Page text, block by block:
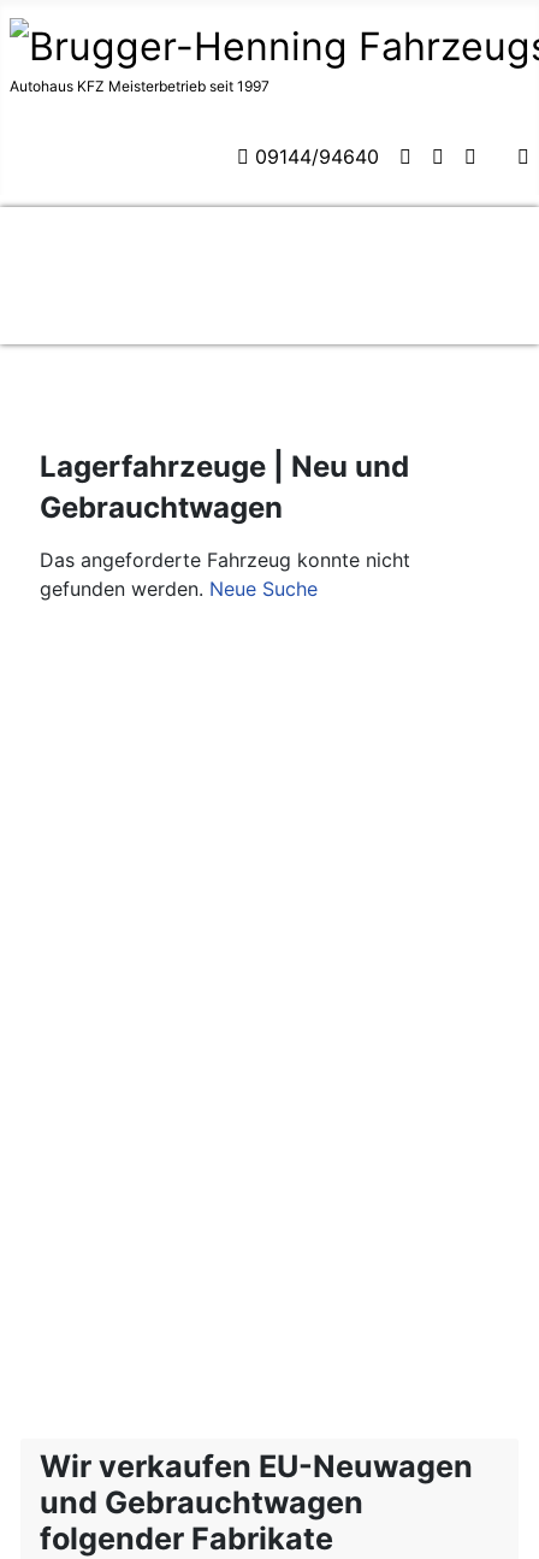
Autohaus KFZ Meisterbetrieb seit 1997
09144/94640
Lagerfahrzeuge | Neu und
Gebrauchtwagen
Das angeforderte Fahrzeug konnte nicht
gefunden werden. Neue Suche
Wir verkaufen EU-Neuwagen
und Gebrauchtwagen
folgender Fabrikate